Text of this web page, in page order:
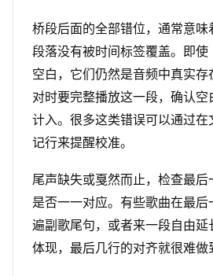
桥段后面的全部错位，通常意味
段落没有被时间标签覆盖。即
空白，它们仍然是音频中真实
对时要完整播放这一段，确认空
计入。很多这类错误可以通过
记行来提醒校准。
尾声缺失或戛然而止，检查最
是否一一对应。有些歌曲在最
遍副歌尾句，或者来一段自由延
体现，最后几行的对齐就很难做